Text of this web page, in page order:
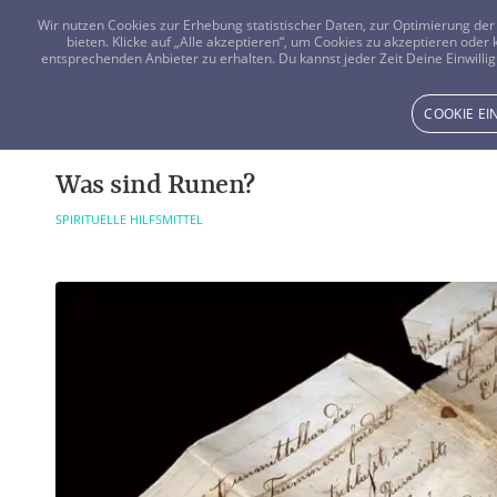
Was sind Runen?
SPIRITUELLE HILFSMITTEL
Wir nutzen Cookies zur Erhebung statistischer Daten, zur Optimierung
bieten. Klicke auf „Alle akzeptieren“, um Cookies zu akzeptieren
entsprechenden Anbieter zu erhalten. Du kannst jeder Zeit Deine
COOKIE